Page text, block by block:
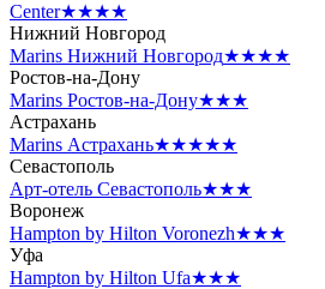
Center★★★★
Нижний Новгород
Marins Нижний Новгород★★★★
Ростов-на-Дону
Marins Ростов-на-Дону★★★
Астрахань
Marins Астрахань★★★★★
Севастополь
Арт-отель Севастополь★★★
Воронеж
Hampton by Hilton Voronezh★★★
Уфа
Hampton by Hilton Ufa★★★